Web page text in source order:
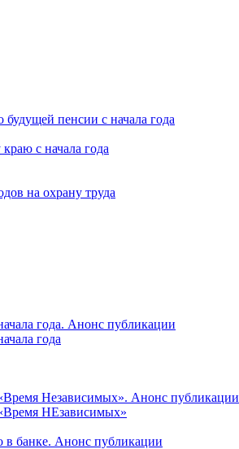
пенсии с начала года
с начала года
на охрану труда
года. Анонс публикации
года
Независимых». Анонс публикации
НЕзависимых»
в банке. Анонс публикации